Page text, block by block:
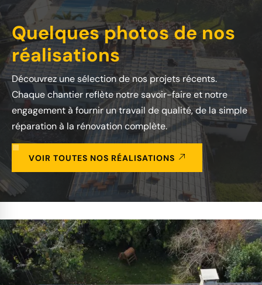
Quelques photos de nos
réalisations
Découvrez une sélection de nos projets récents.
Chaque chantier reflète notre savoir-faire et notre
engagement à fournir un travail de qualité, de la simple
réparation à la rénovation complète.
VOIR TOUTES NOS RÉALISATIONS